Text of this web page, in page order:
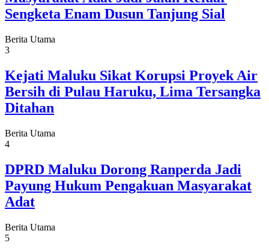
Sengketa Enam Dusun Tanjung Sial
Berita Utama
3
Kejati Maluku Sikat Korupsi Proyek Air
Bersih di Pulau Haruku, Lima Tersangka
Ditahan
Berita Utama
4
DPRD Maluku Dorong Ranperda Jadi
Payung Hukum Pengakuan Masyarakat
Adat
Berita Utama
5